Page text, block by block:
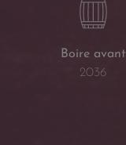
Boire avant
2036